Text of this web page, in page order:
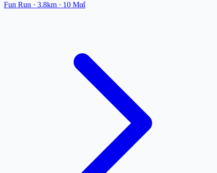
Fun Run · 3.8km · 10 Μαΐ